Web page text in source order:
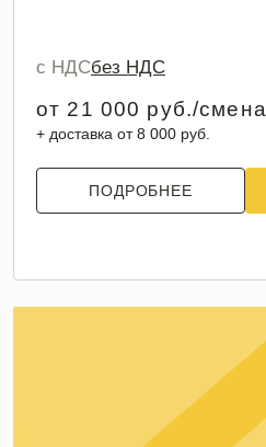
с НДСбез НДС
от 21 000 руб./смена
+ доставка от 8 000 руб.
ПОДРОБНЕЕ